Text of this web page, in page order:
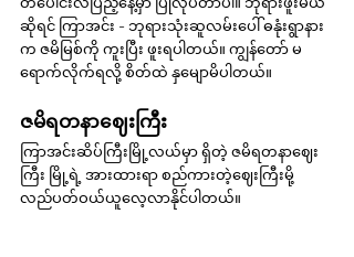
ဆိုရင် ကြာအင်း - ဘုရားသုံးဆူလမ်းပေါ် ဓနုံးရွာနား
က ဇမိမြစ်ကို ကူးပြီး ဖူးရပါတယ်။ ကျွန်တော် မ
ရောက်လိုက်ရလို့ စိတ်ထဲ နှမျောမိပါတယ်။
ဇမိရတနာဈေးကြီး
ကြာအင်းဆိပ်ကြီးမြို့လယ်မှာ ရှိတဲ့ ဇမိရတနာဈေး
ကြီး မြို့ရဲ့ အားထားရာ စည်ကားတဲ့ဈေးကြီးမို့
လည်ပတ်ဝယ်ယူလေ့လာနိုင်ပါတယ်။